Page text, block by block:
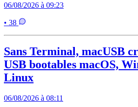
06/08/2026 à 09:23
• 38
Sans Terminal, macUSB
USB bootables macOS,
Linux
06/08/2026 à 08:11